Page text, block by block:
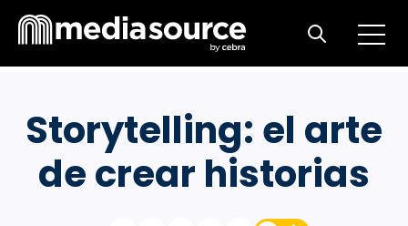
Open
Open search
Storytelling: el arte
de crear historias